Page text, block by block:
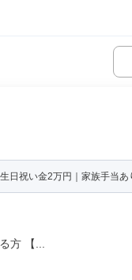
日祝い金2万円｜家族手当あ
方 【...